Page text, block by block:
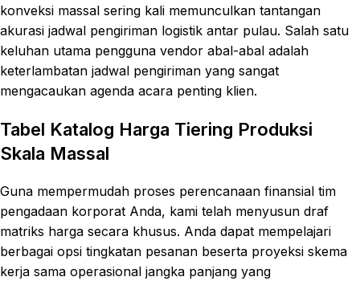
konveksi massal sering kali memunculkan tantangan
akurasi jadwal pengiriman logistik antar pulau. Salah satu
keluhan utama pengguna vendor abal-abal adalah
keterlambatan jadwal pengiriman yang sangat
mengacaukan agenda acara penting klien.
Tabel Katalog Harga Tiering Produksi
Skala Massal
Guna mempermudah proses perencanaan finansial tim
pengadaan korporat Anda, kami telah menyusun draf
matriks harga secara khusus. Anda dapat mempelajari
berbagai opsi tingkatan pesanan beserta proyeksi skema
kerja sama operasional jangka panjang yang